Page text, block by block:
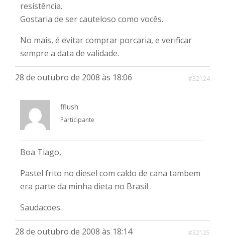
resistência.
Gostaria de ser cauteloso como vocês.
No mais, é evitar comprar porcaria, e verificar
sempre a data de validade.
28 de outubro de 2008 às 18:06 #32124
fflush
Participante
Boa Tiago,
Pastel frito no diesel com caldo de cana tambem
era parte da minha dieta no Brasil .
Saudacoes.
28 de outubro de 2008 às 18:14 #32125